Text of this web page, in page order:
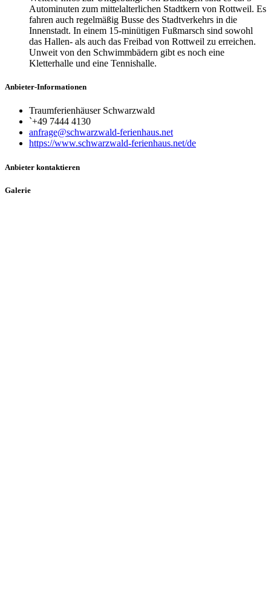
Autominuten zum mittelalterlichen Stadtkern von Rottweil. Es
fahren auch regelmäßig Busse des Stadtverkehrs in die
Innenstadt. In einem 15-minütigen Fußmarsch sind sowohl
das Hallen- als auch das Freibad von Rottweil zu erreichen.
Unweit von den Schwimmbädern gibt es noch eine
Kletterhalle und eine Tennishalle.
Anbieter-Informationen
Traumferienhäuser Schwarzwald
`+49 7444 4130
anfrage@schwarzwald-ferienhaus.net
https://www.schwarzwald-ferienhaus.net/de
Anbieter kontaktieren
Galerie